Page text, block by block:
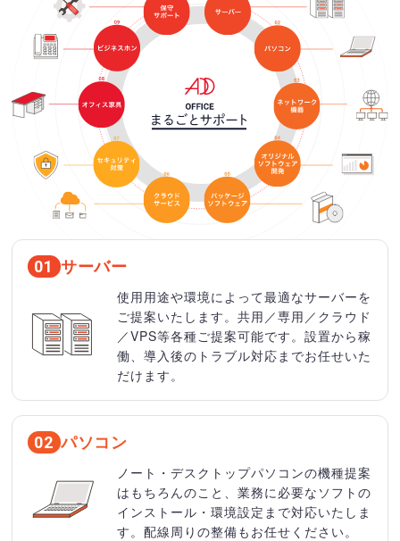
01 サーバー
使用用途や環境によって最適なサーバーを
ご提案いたします。共用／専用／クラウド
／VPS等各種ご提案可能です。設置から稼
働、導入後のトラブル対応までお任せいた
だけます。
02 パソコン
ノート・デスクトップパソコンの機種提案
はもちろんのこと、業務に必要なソフトの
インストール・環境設定まで対応いたしま
す。配線周りの整備もお任せください。